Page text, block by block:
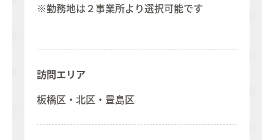
※勤務地は２事業所より選択可能です
訪問エリア
板橋区・北区・豊島区